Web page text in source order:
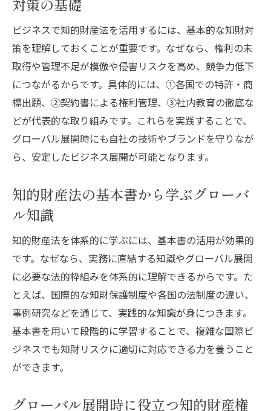
対策の基礎
ビジネスで知的財産法を活用するには、基本的な知財対
策を理解しておくことが重要です。なぜなら、権利の未
取得や管理不足が模倣や侵害リスクを高め、競争力低下
につながるからです。具体的には、①各国での特許・商
標出願、②契約書による権利管理、③社内教育の徹底な
どが代表的な取り組みです。これらを実践することで、
グローバル展開時にも自社の技術やブランドを守りなが
ら、安定したビジネス展開が可能となります。
知的財産法の基本書から学ぶグローバ
ル知識
知的財産法を体系的に学ぶには、基本書の活用が効果的
です。なぜなら、実務に直結する知識やグローバル展開
に必要な法的枠組みを体系的に理解できるからです。た
とえば、国際的な知財保護制度や各国の法制度の違い、
事例研究などを通じて、実践的な知識が身につきます。
基本書を用いて段階的に学習することで、複雑な国際ビ
ジネスでも知財リスクに適切に対応できる力を養うこと
ができます。
グローバル展開時に役立つ知的財産権